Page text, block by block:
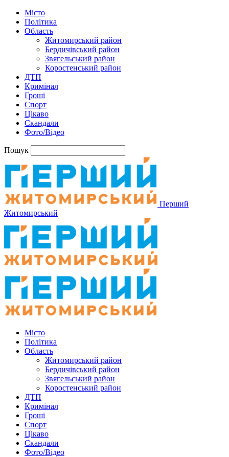
Місто
Політика
Область
Житомирський район
Бердичівський район
Звягельський район
Коростенський район
ДТП
Кримінал
Гроші
Спорт
Цікаво
Скандали
Фото/Відео
Пошук
Перший
Житомирський
Місто
Політика
Область
Житомирський район
Бердичівський район
Звягельський район
Коростенський район
ДТП
Кримінал
Гроші
Спорт
Цікаво
Скандали
Фото/Відео